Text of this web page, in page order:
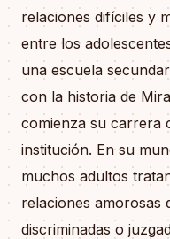
relaciones difíciles y
entre los
una escuela
con la historia de
comienza su carrera
institución. En su
muchos adultos
relaciones amorosas
discriminadas o